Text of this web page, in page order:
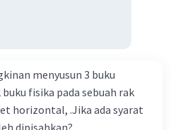
simpan pinjam 23.
yang memiliki fungsi
dengan memperhatikan dan
menyusun 3 buku
fisika pada sebuah rak
horizontal, .Jika ada syarat